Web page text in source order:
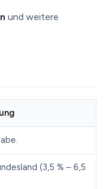
und weitere
(3,5 % – 6,5